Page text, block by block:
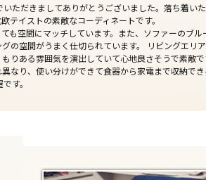
ただきましてありがとうございました。落ち着い
テイストの素敵なコーディネートです。
も空間にマッチしています。また、ソファーのブル
の空間がうまく仕切られています。 リビングエリ
りある雰囲気を演出していて心地良さそうで素敵で
なり、使い分けができて食器から家電まで収納で
す。